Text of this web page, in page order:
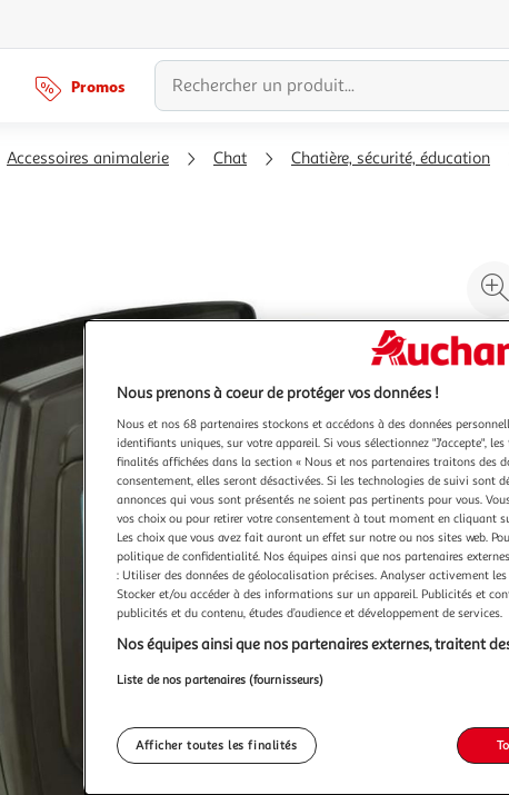
Promos
Accessoires animalerie Chat Chatière, sécurité, éducation
Nous prenons à coeur de protéger vos données !
Nous et nos 68 partenaires stockons et accédons à des données
identifiants uniques, sur votre appareil. Si vous sélectionnez "J'accepte",
finalités affichées dans la section « Nous et nos partenaires traitons des
consentement, elles seront désactivées. Si les technologies de suivi sont
annonces qui vous sont présentés ne soient pas pertinents pour vous.
vos choix ou pour retirer votre consentement à tout moment en cliquant
Les choix que vous avez fait auront un effet sur notre ou nos sites web.
politique de confidentialité. Nos équipes ainsi que nos partenaires
: Utiliser des données de géolocalisation précises. Analyser activement
Stocker et/ou accéder à des informations sur un appareil. Publicités et
publicités et du contenu, études d’audience et développement de services.
Nos équipes ainsi que nos partenaires externes, traitent
Liste de nos partenaires (fournisseurs)
Afficher toutes les finalités